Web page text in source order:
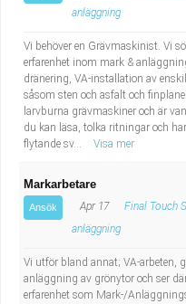
anläggning
Vi behöver en Grävmaskinist. Vi
erfarenhet inom mark &
dränering, VA-installation av
såsom sten och asfalt och
larvburna grävmaskiner och är
du kan läsa, tolka ritningar och
flytande sv...
Visa mer
Markarbetare
Ansök Apr 17 Final Touch
anläggning
Vi utför bland annat; VA-arbeten,
anläggning av grönytor och ser
erfarenhet som Mark-/